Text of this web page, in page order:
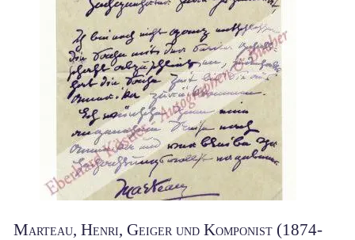
Marteau, Henri, Geiger und Komponist (1874-